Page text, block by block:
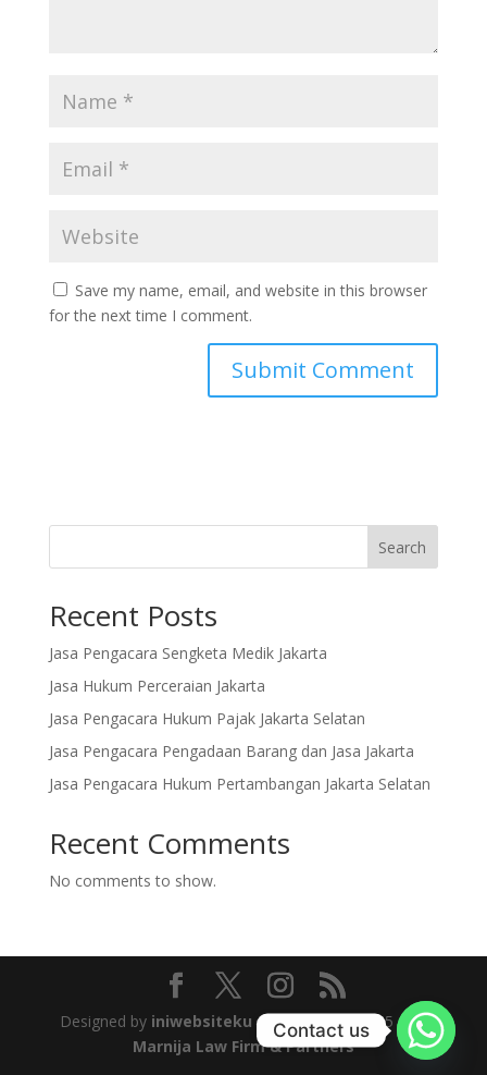
Save my name, email, and website in this browser
for the next time I comment.
Search
Recent Posts
Jasa Pengacara Sengketa Medik Jakarta
Jasa Hukum Perceraian Jakarta
Jasa Pengacara Hukum Pajak Jakarta Selatan
Jasa Pengacara Pengadaan Barang dan Jasa Jakarta
Jasa Pengacara Hukum Pertambangan Jakarta Selatan
Recent Comments
No comments to show.
Designed by iniwebsiteku | © Copyright 2025Jaja
Marnija Law Firm & Partners
Contact us